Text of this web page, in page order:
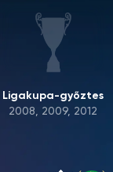
Ligakupa-győztes
2008, 2009, 2012